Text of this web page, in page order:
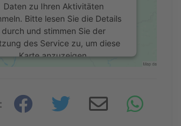
Daten zu Ihren Aktivitäten
Bitte lesen Sie die Details
durch und stimmen Sie der
des Service zu, um diese
Karte anzuzeigen.